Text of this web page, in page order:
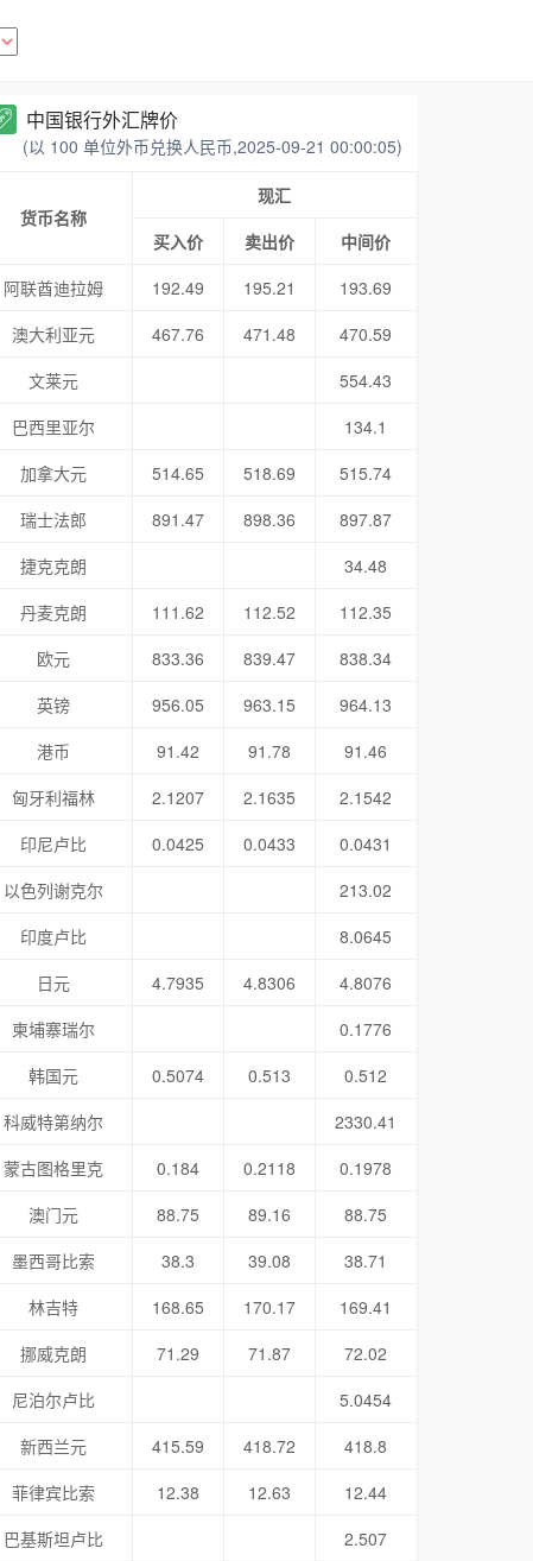
中国银行外汇牌价
(以 100 单位外币兑换人民币,2025-09-21 00:00:05)
货币名称
现汇
买入价
卖出价
中间价
阿联酋迪拉姆
192.49 195.21
193.69
澳大利亚元
467.76 471.48
470.59
文莱元
554.43
巴西里亚尔
134.1
加拿大元
514.65 518.69
515.74
瑞士法郎
891.47 898.36
897.87
捷克克朗
34.48
丹麦克朗
111.62 112.52
112.35
欧元
833.36 839.47
838.34
英镑
956.05 963.15
964.13
港币
91.42 91.78
91.46
匈牙利福林
2.1207 2.1635
2.1542
印尼卢比
0.0425 0.0433
0.0431
以色列谢克尔
213.02
印度卢比
8.0645
日元
4.7935 4.8306
4.8076
柬埔寨瑞尔
0.1776
韩国元
0.5074 0.513
0.512
科威特第纳尔
2330.41
蒙古图格里克
0.184 0.2118
0.1978
澳门元
88.75 89.16
88.75
墨西哥比索
38.3 39.08
38.71
林吉特
168.65 170.17
169.41
挪威克朗
71.29 71.87
72.02
尼泊尔卢比
5.0454
新西兰元
415.59 418.72
418.8
菲律宾比索
12.38 12.63
12.44
巴基斯坦卢比
2.507